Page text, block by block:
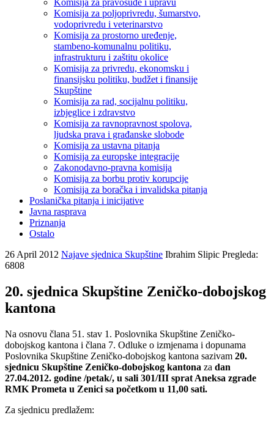
Komisija za poljoprivredu, šumarstvo,
vodoprivredu i veterinarstvo
Komisija za prostorno uređenje,
stambeno-komunalnu politiku,
infrastrukturu i zaštitu okolice
Komisija za privredu, ekonomsku i
finansijsku politiku, budžet i finansije
Skupštine
Komisija za rad, socijalnu politiku,
izbjeglice i zdravstvo
Komisija za ravnopravnost spolova,
ljudska prava i građanske slobode
Komisija za ustavna pitanja
Komisija za europske integracije
Zakonodavno-pravna komisija
Komisija za borbu protiv korupcije
Komisija za boračka i invalidska pitanja
Poslanička pitanja i inicijative
Javna rasprava
Priznanja
Ostalo
26 April 2012 Najave sjednica Skupštine Ibrahim Slipic Pregleda:
6808
20. sjednica Skupštine Zeničko-dobojskog
kantona
Na osnovu člana 51. stav 1. Poslovnika Skupštine Zeničko-
dobojskog kantona i člana 7. Odluke o izmjenama i dopunama
Poslovnika Skupštine Zeničko-dobojskog kantona sazivam 20.
sjednicu Skupštine Zeničko-dobojskog kantona za dan
27.04.2012. godine /petak/, u sali 301/III sprat Aneksa zgrade
RMK Prometa u Zenici sa početkom u 11,00 sati.
Za sjednicu predlažem: